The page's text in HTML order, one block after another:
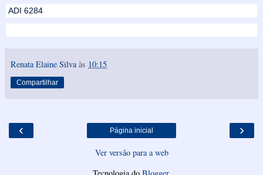
ADI 6284
Renata Elaine Silva às 10:15
Compartilhar
‹ ›
Página inicial
Ver versão para a web